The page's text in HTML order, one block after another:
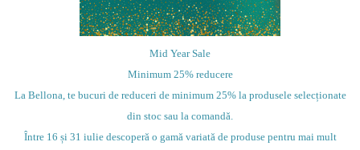
Mid Year Sale
Minimum 25% reducere
La Bellona, te bucuri de reduceri de minimum 25% la produsele selecționate
din stoc sau la comandă.
Între 16 și 31 iulie descoperă o gamă variată de produse pentru mai mult